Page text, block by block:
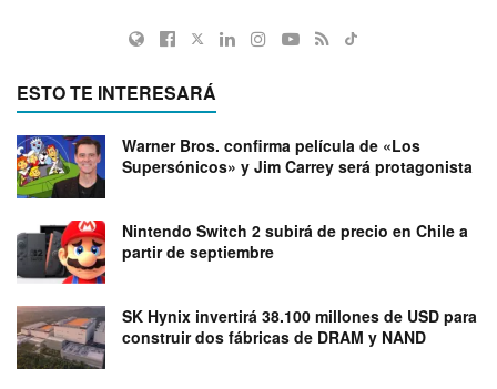
ESTO TE INTERESARÁ
Warner Bros. confirma película de «Los
Supersónicos» y Jim Carrey será protagonista
Nintendo Switch 2 subirá de precio en Chile a
partir de septiembre
SK Hynix invertirá 38.100 millones de USD para
construir dos fábricas de DRAM y NAND